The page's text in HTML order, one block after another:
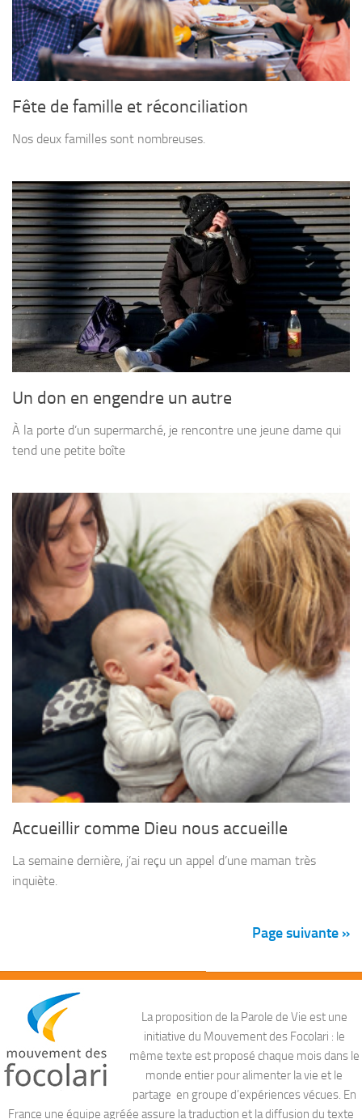
Fête de famille et réconciliation
Nos deux familles sont nombreuses.
Un don en engendre un autre
À la porte d’un supermarché, je rencontre une jeune dame qui
tend une petite boîte
Accueillir comme Dieu nous accueille
La semaine dernière, j’ai reçu un appel d’une maman très
inquiète.
Page suivante »
La proposition de la Parole de Vie est une
initiative du Mouvement des Focolari : le
même texte est proposé chaque mois dans le
monde entier pour alimenter la vie et le
partage en groupe d’expériences vécues. En
France une équipe agréée assure la traduction et la diffusion du texte